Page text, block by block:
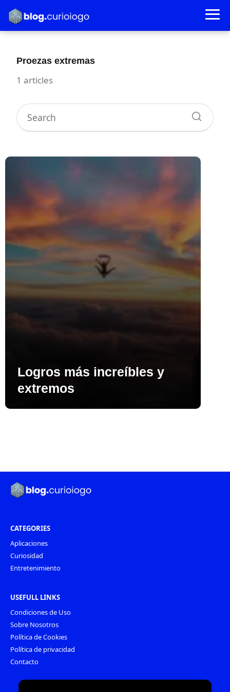
Proezas extremas
1 articles
Logros más increíbles y
extremos
CATEGORIES
Aplicaciones
Curiosidad
Entretenimiento
USEFULL LINKS
Condiciones de Uso
Sobre Nosotros
Política de Cookies
Política de privacidad
Contacto